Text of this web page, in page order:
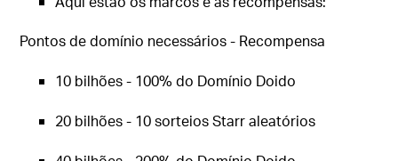
Pontos de domínio necessários - Recompensa
10 bilhões - 100% do Domínio Doido
20 bilhões - 10 sorteios Starr aleatórios